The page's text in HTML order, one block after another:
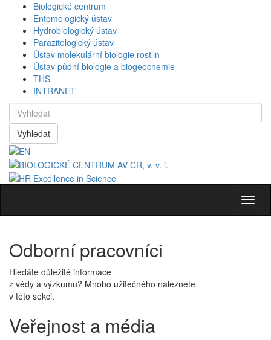
Biologické centrum
Entomologický ústav
Hydrobiologický ústav
Parazitologický ústav
Ústav molekulární biologie rostlin
Ústav půdní biologie a biogeochemie
THS
INTRANET
Vyhledat
Odborní pracovníci
Hledáte důležité informace
z vědy a výzkumu? Mnoho užitečného naleznete
v této sekci.
Veřejnost a média